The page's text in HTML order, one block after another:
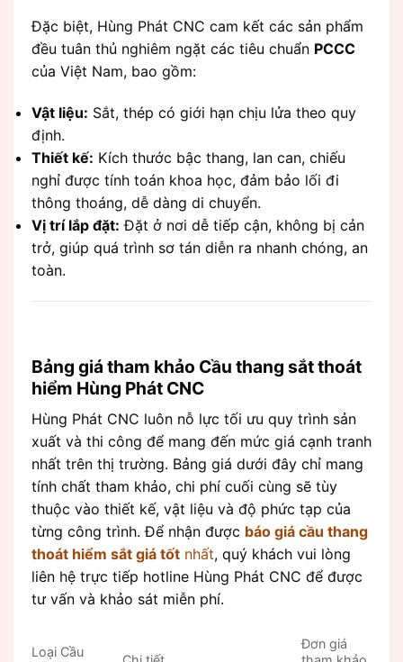
Đặc biệt, Hùng Phát CNC cam kết các sản phẩm
đều tuân thủ nghiêm ngặt các tiêu chuẩn PCCC
của Việt Nam, bao gồm:
Vật liệu: Sắt, thép có giới hạn chịu lửa theo quy
định.
Thiết kế: Kích thước bậc thang, lan can, chiếu
nghỉ được tính toán khoa học, đảm bảo lối đi
thông thoáng, dễ dàng di chuyển.
Vị trí lắp đặt: Đặt ở nơi dễ tiếp cận, không bị cản
trở, giúp quá trình sơ tán diễn ra nhanh chóng, an
toàn.
Bảng giá tham khảo Cầu thang sắt thoát
hiểm Hùng Phát CNC
Hùng Phát CNC luôn nỗ lực tối ưu quy trình sản
xuất và thi công để mang đến mức giá cạnh tranh
nhất trên thị trường. Bảng giá dưới đây chỉ mang
tính chất tham khảo, chi phí cuối cùng sẽ tùy
thuộc vào thiết kế, vật liệu và độ phức tạp của
từng công trình. Để nhận được báo giá cầu thang
thoát hiểm sắt giá tốt nhất, quý khách vui lòng
liên hệ trực tiếp hotline Hùng Phát CNC để được
tư vấn và khảo sát miễn phí.
Loại Cầu
Đơn giá